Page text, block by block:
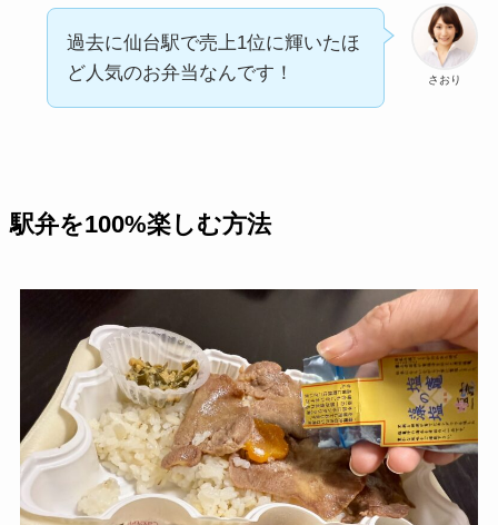
さおり
過去に仙台駅で売上1位に輝いたほ
ど人気のお弁当なんです！
駅弁を100%楽しむ方法